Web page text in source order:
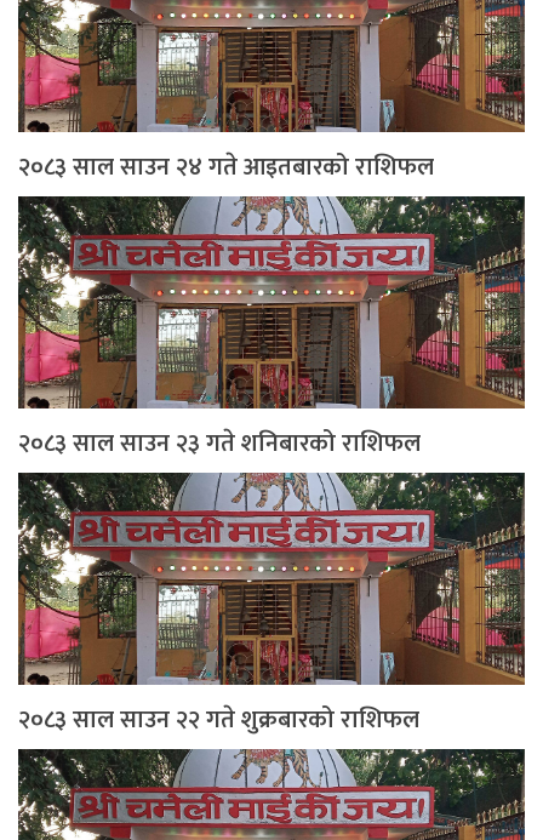
२०८३ साल साउन २४ गते आइतबारको राशिफल
२०८३ साल साउन २३ गते शनिबारको राशिफल
२०८३ साल साउन २२ गते शुक्रबारको राशिफल